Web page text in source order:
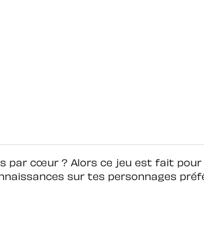
par cœur ? Alors ce jeu est fait pour
sur tes personnages